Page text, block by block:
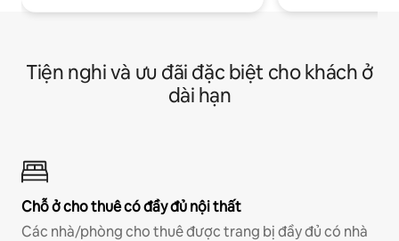
Tiện nghi và ưu đãi đặc biệt cho khách ở
dài hạn
Chỗ ở cho thuê có đầy đủ nội thất
Các nhà/phòng cho thuê được trang bị đầy đủ có nhà